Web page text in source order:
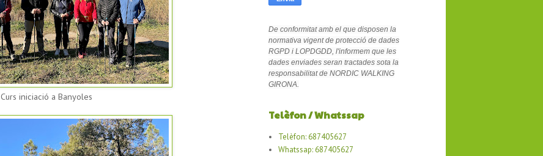
Curs iniciació a Banyoles
De conformitat amb el que disposen la
normativa vigent de protecció de dades
RGPD i LOPDGDD, l'informem que les
dades enviades seran tractades sota la
responsabilitat de NORDIC WALKING
GIRONA.
Telèfon / Whatssap
Telèfon: 687405627
Whatssap: 687405627